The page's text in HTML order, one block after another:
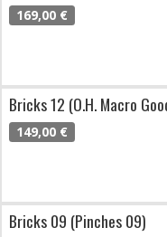
169,00 €
Bricks 12 (O.H. Macro
149,00 €
Bricks 09 (Pinches 09)